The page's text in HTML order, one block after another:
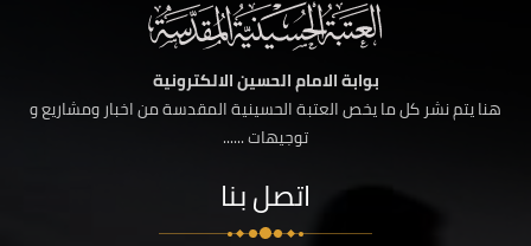
بوابة الامام الحسين الالكترونية
هنا يتم نشر كل ما يخص العتبة الحسينية المقدسة من اخبار ومشاريع و
توجيهات ......
اتصل بنا